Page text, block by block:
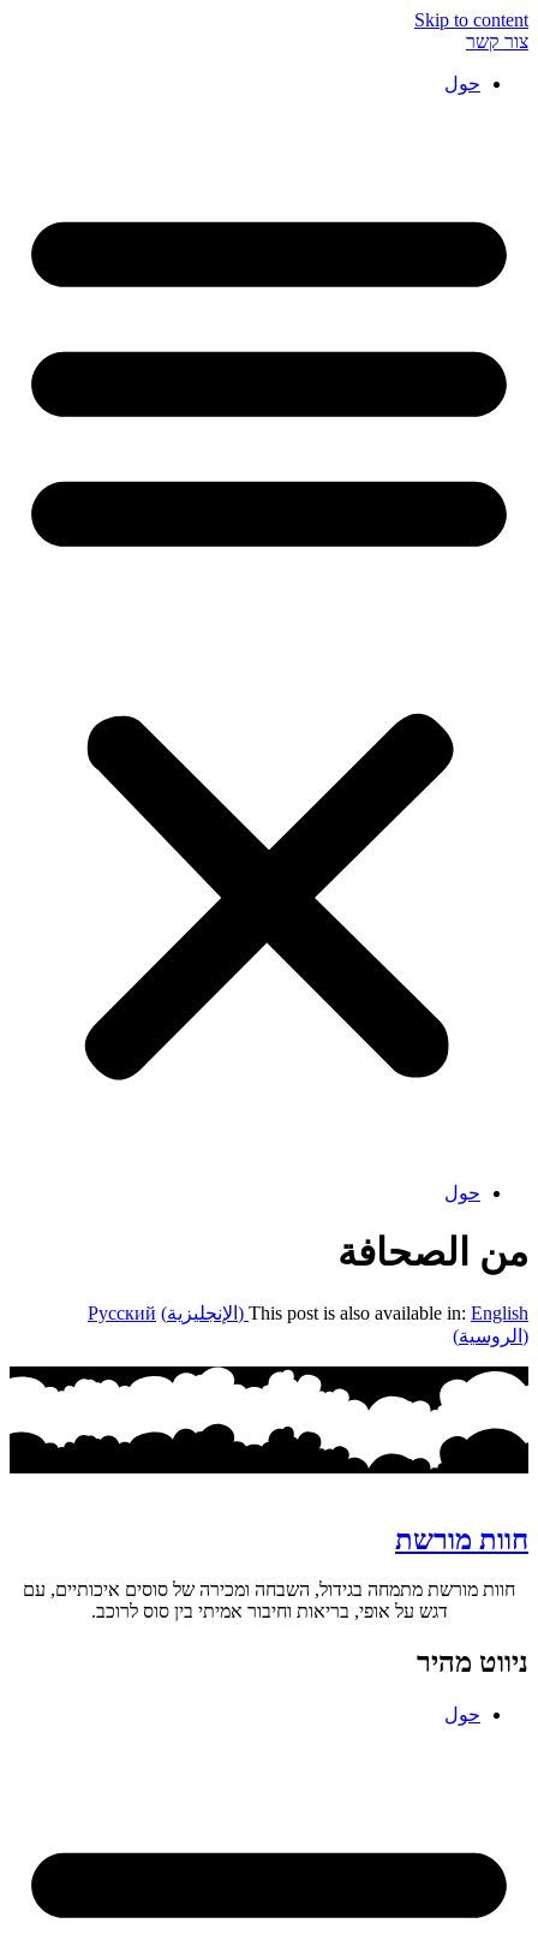
Skip to content
צור קשר
حول
حول
من الصحافة
This post is also available in: English
( الإنجليزية)
Русский
( الروسية)
חוות מורשת
חוות מורשת מתמחה בגידול, השבחה ומכירה של סוסים איכותיים, עם
דגש על אופי, בריאות וחיבור אמיתי בין סוס לרוכב.
ניווט מהיר
حول